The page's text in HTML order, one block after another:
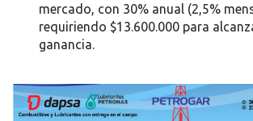
mercado, con 30% anual (2,5%
requiriendo $13.600.000 para
ganancia.